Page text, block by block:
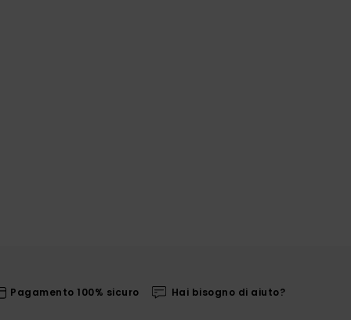
Pagamento 100% sicuro Hai bisogno di aiuto?